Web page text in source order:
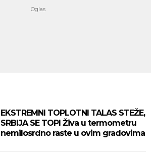
EKSTREMNI TOPLOTNI TALAS STEŽE,
SRBIJA SE TOPI Živa u termometru
nemilosrdno raste u ovim gradovima